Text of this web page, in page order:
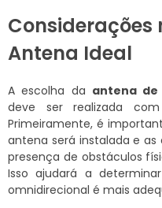
Considerações
Antena Ideal
A escolha da antena
deve ser realizada
Primeiramente, é
antena será instalada e
presença de obstáculos
Isso ajudará a
omnidirecional é mais